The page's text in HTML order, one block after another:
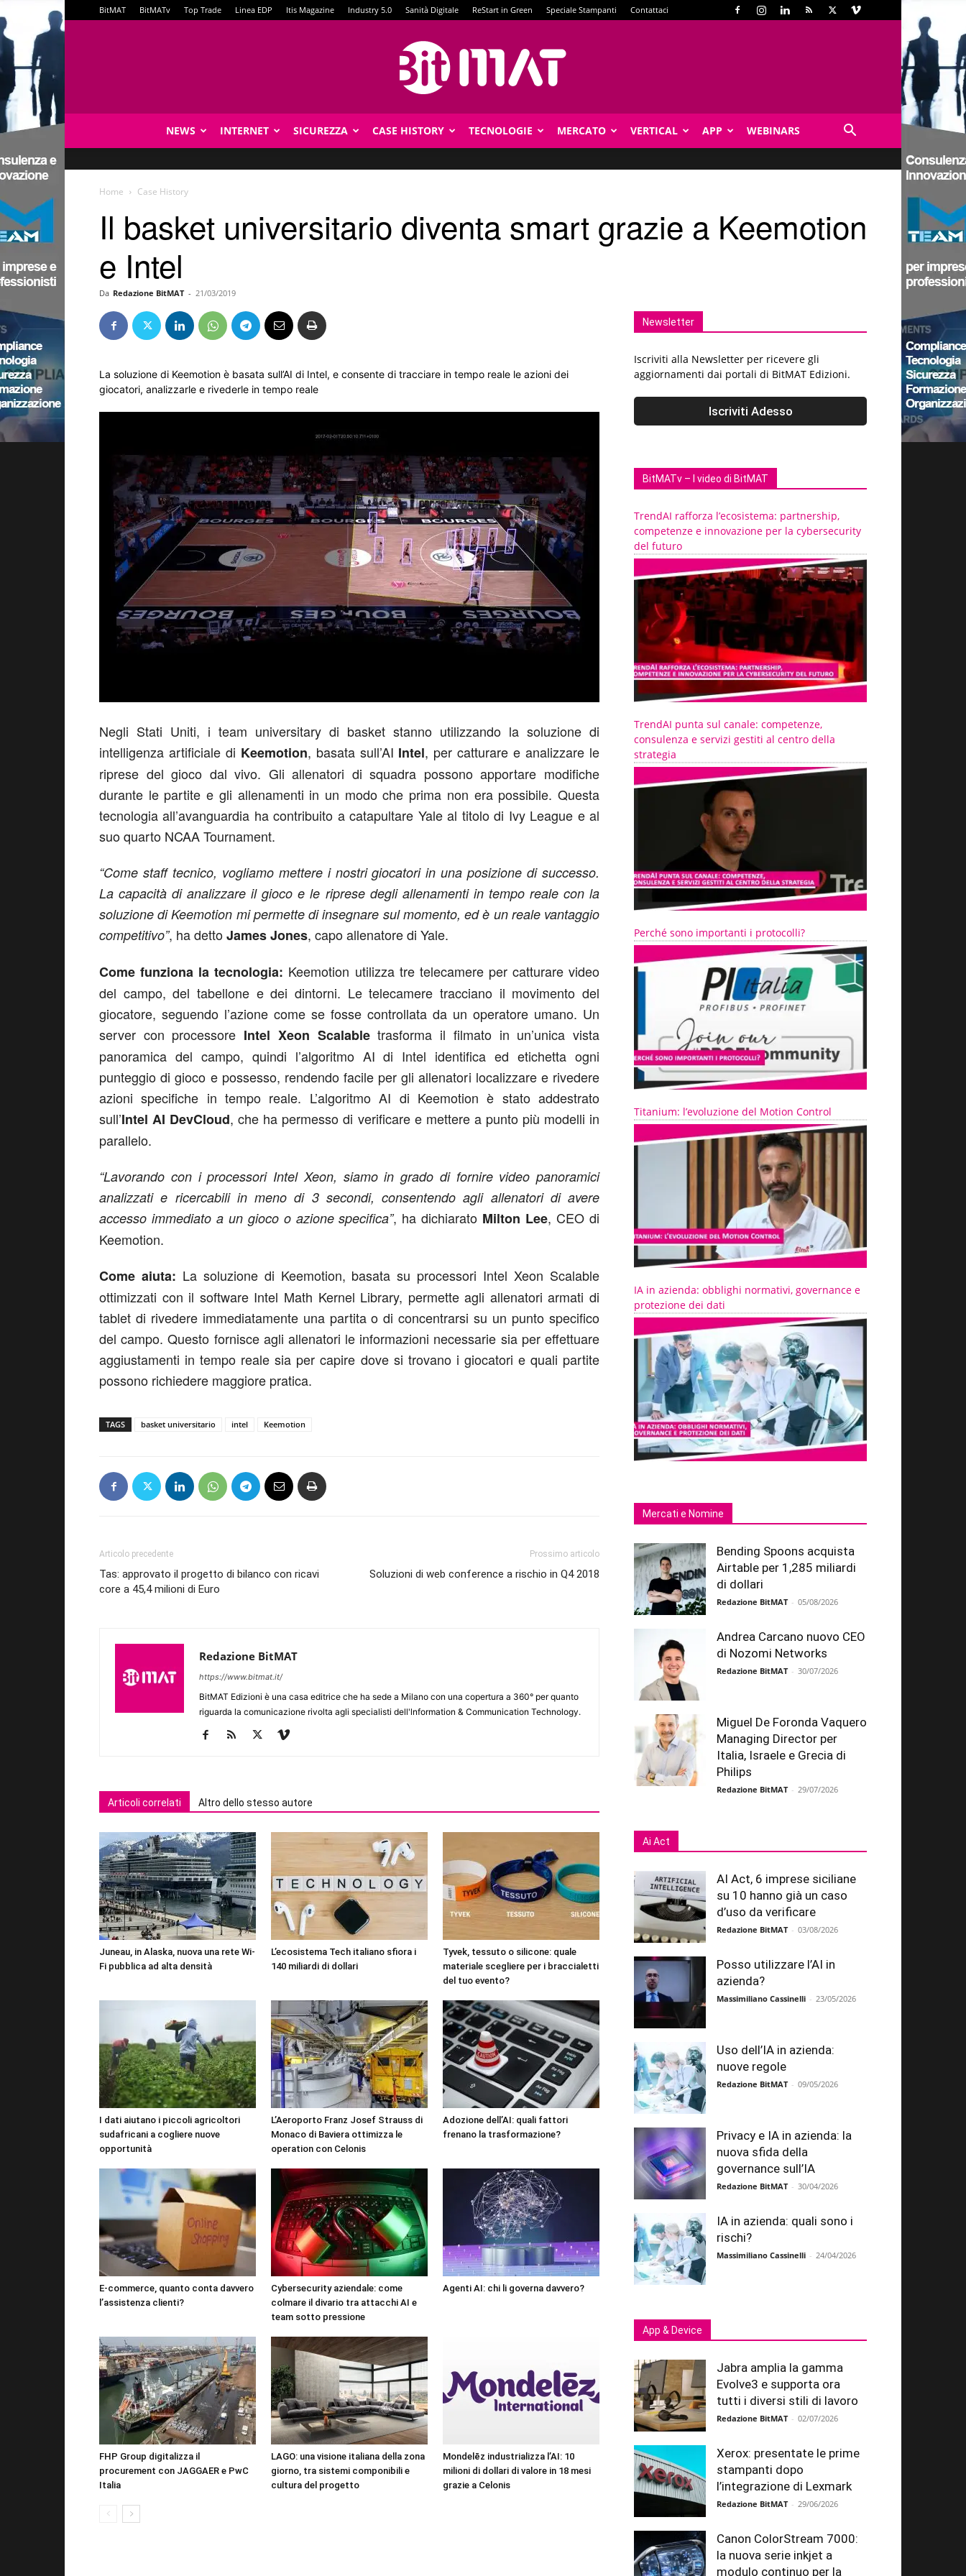
BitMAT BitMATv Top Trade Linea EDP Itis Magazine Industry 5.0 Sanità Digitale ReStart in Green Speciale Stampanti Contattaci
NEWS INTERNET SICUREZZA CASE HISTORY TECNOLOGIE MERCATO VERTICAL APP WEBINARS
Home Case History
Il basket universitario diventa smart grazie a Keemotion
e Intel
Da Redazione BitMAT - 21/03/2019
La soluzione di Keemotion è basata sull’AI di Intel, e consente di tracciare in tempo reale le azioni dei
giocatori, analizzarle e rivederle in tempo reale
Negli Stati Uniti, i team universitary di basket stanno utilizzando la soluzione di
intelligenza artificiale di Keemotion, basata sull’AI Intel, per catturare e analizzare le
riprese del gioco dal vivo. Gli allenatori di squadra possono apportare modifiche
durante le partite e gli allenamenti in un modo che prima non era possibile. Questa
tecnologia all’avanguardia ha contribuito a catapultare Yale al titolo di Ivy League e al
suo quarto NCAA Tournament.
“Come staff tecnico, vogliamo mettere i nostri giocatori in una posizione di successo.
La capacità di analizzare il gioco e le riprese degli allenamenti in tempo reale con la
soluzione di Keemotion mi permette di insegnare sul momento, ed è un reale vantaggio
competitivo”, ha dettoJames Jones, capo allenatore di Yale.
Come funziona la tecnologia: Keemotion utilizza tre telecamere per catturare video
del campo, del tabellone e dei dintorni. Le telecamere tracciano il movimento del
giocatore, seguendo l’azione come se fosse controllata da un operatore umano. Un
server con processore Intel Xeon Scalabletrasforma il filmato in un’unica vista
panoramica del campo, quindi l’algoritmo AI di Intel identifica ed etichetta ogni
punteggio di gioco e possesso, rendendo facile per gli allenatori localizzare e rivedere
azioni specifiche in tempo reale. L’algoritmo AI di Keemotion è stato addestrato
sull’Intel AI DevCloud, che ha permesso di verificare e mettere a punto più modelli in
parallelo.
“Lavorando con i processori Intel Xeon, siamo in grado di fornire video panoramici
analizzati e ricercabili in meno di 3 secondi, consentendo agli allenatori di avere
accesso immediato a un gioco o azione specifica”, ha dichiarato Milton Lee, CEO di
Keemotion.
Come aiuta: La soluzione di Keemotion, basata su processori Intel Xeon Scalable
ottimizzati con il software Intel Math Kernel Library, permette agli allenatori armati di
tablet di rivedere immediatamente una partita o di concentrarsi su un punto specifico
del campo. Questo fornisce agli allenatori le informazioni necessarie sia per effettuare
aggiustamenti in tempo reale sia per capire dove si trovano i giocatori e quali partite
possono richiedere maggiore pratica.
TAGS basket universitario intel Keemotion
Articolo precedente
Tas: approvato il progetto di bilanco con ricavi
core a 45,4 milioni di Euro
Prossimo articolo
Soluzioni di web conference a rischio in Q4 2018
Redazione BitMAT
https://www.bitmat.it/
BitMAT Edizioni è una casa editrice che ha sede a Milano con una copertura a 360° per quanto
riguarda la comunicazione rivolta agli specialisti dell'lnformation & Communication Technology.
Articoli correlati Altro dello stesso autore
Juneau, in Alaska, nuova una rete Wi-
Fi pubblica ad alta densità
L’ecosistema Tech italiano sfiora i
140 miliardi di dollari
Tyvek, tessuto o silicone: quale
materiale scegliere per i braccialetti
del tuo evento?
I dati aiutano i piccoli agricoltori
sudafricani a cogliere nuove
opportunità
L’Aeroporto Franz Josef Strauss di
Monaco di Baviera ottimizza le
operation con Celonis
Adozione dell’AI: quali fattori
frenano la trasformazione?
E-commerce, quanto conta davvero
l’assistenza clienti?
Cybersecurity aziendale: come
colmare il divario tra attacchi AI e
team sotto pressione
Agenti AI: chi li governa davvero?
FHP Group digitalizza il
procurement con JAGGAER e PwC
Italia
LAGO: una visione italiana della zona
giorno, tra sistemi componibili e
cultura del progetto
Mondelēz industrializza l’AI: 10
milioni di dollari di valore in 18 mesi
grazie a Celonis
Newsletter
Iscriviti alla Newsletter per ricevere gli
aggiornamenti dai portali di BitMAT Edizioni.
BitMATv – I video di BitMAT
TrendAI rafforza l’ecosistema: partnership,
competenze e innovazione per la cybersecurity
del futuro
TrendAI punta sul canale: competenze,
consulenza e servizi gestiti al centro della
strategia
Perché sono importanti i protocolli?
Titanium: l’evoluzione del Motion Control
IA in azienda: obblighi normativi, governance e
protezione dei dati
Mercati e Nomine
Bending Spoons acquista
Airtable per 1,285 miliardi
di dollari
Redazione BitMAT - 05/08/2026
Andrea Carcano nuovo CEO
di Nozomi Networks
Redazione BitMAT - 30/07/2026
Miguel De Foronda Vaquero
Managing Director per
Italia, Israele e Grecia di
Philips
Redazione BitMAT - 29/07/2026
Ai Act
AI Act, 6 imprese siciliane
su 10 hanno già un caso
d’uso da verificare
Redazione BitMAT - 03/08/2026
Posso utilizzare l’AI in
azienda?
Massimiliano Cassinelli - 23/05/2026
Uso dell’IA in azienda:
nuove regole
Redazione BitMAT - 09/05/2026
Privacy e IA in azienda: la
nuova sfida della
governance sull’IA
Redazione BitMAT - 30/04/2026
IA in azienda: quali sono i
rischi?
Massimiliano Cassinelli - 24/04/2026
App & Device
Jabra amplia la gamma
Evolve3 e supporta ora
tutti i diversi stili di lavoro
Redazione BitMAT - 02/07/2026
Xerox: presentate le prime
stampanti dopo
l’integrazione di Lexmark
Redazione BitMAT - 29/06/2026
Canon ColorStream 7000:
la nuova serie inkjet a
modulo continuo per la